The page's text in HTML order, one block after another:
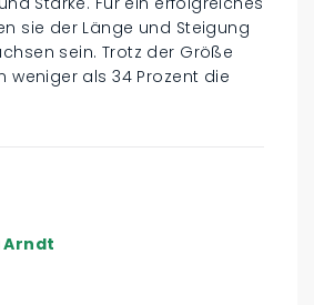
sie der Länge und Steigung
sein. Trotz der Größe
weniger als 34 Prozent die
Arndt